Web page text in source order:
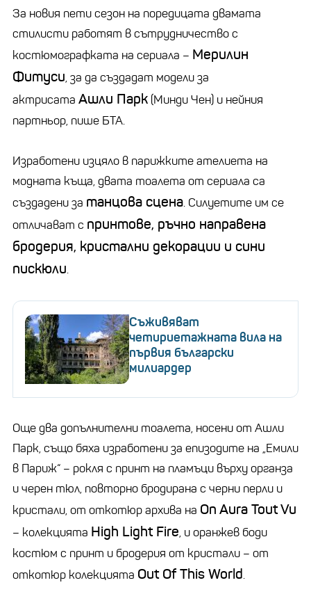
За новия пети сезон на поредицата двамата
стилисти работят в сътрудничество с
костюмографката на сериала – Мерилин
Фитуси, за да създадат модели за
актрисата Ашли Парк (Минди Чен) и нейния
партньор, пише БТА.
Изработени изцяло в парижките ателиета на
модната къща, двата тоалета от сериала са
създадени за танцова сцена. Силуетите им се
отличават с принтове, ръчно направена
бродерия, кристални декорации и сини
пискюли.
Съживяват
четириетажната вила на
първия български
милиардер
Още два допълнителни тоалета, носени от Ашли
Парк, също бяха изработени за епизодите на „Емили
в Париж“ – рокля с принт на пламъци върху органза
и черен тюл, повторно бродирана с черни перли и
кристали, от откотюр архива на On Aura Tout Vu
– колекцията High Light Fire, и оранжев боди
костюм с принт и бродерия от кристали – от
откотюр колекцията Out Of This World.